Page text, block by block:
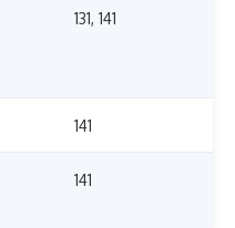
131, 141
141
141